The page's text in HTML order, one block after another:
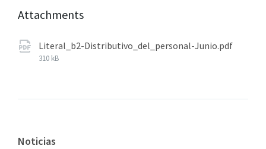
Attachments
Literal_b2-Distributivo_del_personal-Junio.pdf
310 kB
Noticias